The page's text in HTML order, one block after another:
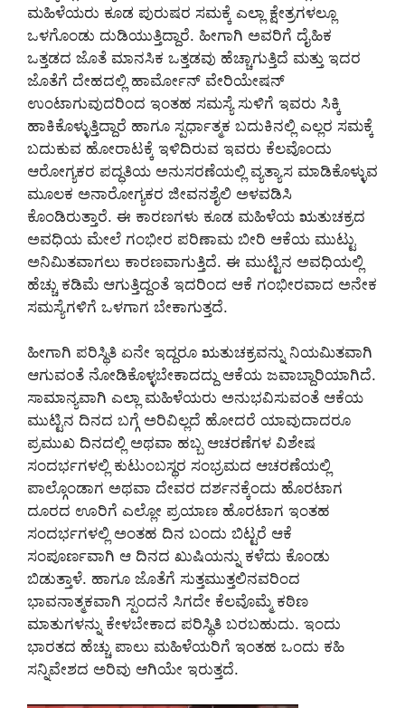
ಮಹಿಳೆಯರು ಕೂಡ ಪುರುಷರ ಸಮಕ್ಕೆ ಎಲ್ಲಾ ಕ್ಷೇತ್ರಗಳಲ್ಲೂ
ಒಳಗೊಂಡು ದುಡಿಯುತ್ತಿದ್ದಾರೆ. ಹೀಗಾಗಿ ಅವರಿಗೆ ದೈಹಿಕ
ಒತ್ತಡದ ಜೊತೆ ಮಾನಸಿಕ ಒತ್ತಡವು ಹೆಚ್ಚಾಗುತ್ತಿದೆ ಮತ್ತು ಇದರ
ಜೊತೆಗೆ ದೇಹದಲ್ಲಿ ಹಾರ್ಮೋನ್ ವೇರಿಯೇಷನ್
ಉಂಟಾಗುವುದರಿಂದ ಇಂತಹ ಸಮಸ್ಯೆ ಸುಳಿಗೆ ಇವರು ಸಿಕ್ಕಿ
ಹಾಕಿಕೊಳ್ಳುತ್ತಿದ್ದಾರೆ ಹಾಗೂ ಸ್ಪರ್ಧಾತ್ಮಕ ಬದುಕಿನಲ್ಲಿ ಎಲ್ಲರ ಸಮಕ್ಕೆ
ಬದುಕುವ ಹೋರಾಟಕ್ಕೆ ಇಳಿದಿರುವ ಇವರು ಕೆಲವೊಂದು
ಆರೋಗ್ಯಕರ ಪದ್ಧತಿಯ ಅನುಸರಣೆಯಲ್ಲಿ ವ್ಯತ್ಯಾಸ ಮಾಡಿಕೊಳ್ಳುವ
ಮೂಲಕ ಅನಾರೋಗ್ಯಕರ ಜೀವನಶೈಲಿ ಅಳವಡಿಸಿ
ಕೊಂಡಿರುತ್ತಾರೆ. ಈ ಕಾರಣಗಳು ಕೂಡ ಮಹಿಳೆಯ ಋತುಚಕ್ರದ
ಅವಧಿಯ ಮೇಲೆ ಗಂಭೀರ ಪರಿಣಾಮ ಬೀರಿ ಆಕೆಯ ಮುಟ್ಟು
ಅನಿಮಿತವಾಗಲು ಕಾರಣವಾಗುತ್ತಿದೆ. ಈ ಮುಟ್ಟಿನ ಅವಧಿಯಲ್ಲಿ
ಹೆಚ್ಚು ಕಡಿಮೆ ಆಗುತ್ತಿದ್ದಂತೆ ಇದರಿಂದ ಆಕೆ ಗಂಭೀರವಾದ ಅನೇಕ
ಸಮಸ್ಯೆಗಳಿಗೆ ಒಳಗಾಗ ಬೇಕಾಗುತ್ತದೆ.
ಹೀಗಾಗಿ ಪರಿಸ್ಥಿತಿ ಏನೇ ಇದ್ದರೂ ಋತುಚಕ್ರವನ್ನು ನಿಯಮಿತವಾಗಿ
ಆಗುವಂತೆ ನೋಡಿಕೊಳ್ಳಬೇಕಾದದ್ದು ಆಕೆಯ ಜವಾಬ್ದಾರಿಯಾಗಿದೆ.
ಸಾಮಾನ್ಯವಾಗಿ ಎಲ್ಲಾ ಮಹಿಳೆಯರು ಅನುಭವಿಸುವಂತೆ ಆಕೆಯ
ಮುಟ್ಟಿನ ದಿನದ ಬಗ್ಗೆ ಅರಿವಿಲ್ಲದೆ ಹೋದರೆ ಯಾವುದಾದರೂ
ಪ್ರಮುಖ ದಿನದಲ್ಲಿ ಅಥವಾ ಹಬ್ಬ ಆಚರಣೆಗಳ ವಿಶೇಷ
ಸಂದರ್ಭಗಳಲ್ಲಿ ಕುಟುಂಬಸ್ಥರ ಸಂಭ್ರಮದ ಆಚರಣೆಯಲ್ಲಿ
ಪಾಲ್ಗೊಂಡಾಗ ಅಥವಾ ದೇವರ ದರ್ಶನಕ್ಕೆಂದು ಹೊರಟಾಗ
ದೂರದ ಊರಿಗೆ ಎಲ್ಲೋ ಪ್ರಯಾಣ ಹೊರಟಾಗ ಇಂತಹ
ಸಂದರ್ಭಗಳಲ್ಲಿ ಅಂತಹ ದಿನ ಬಂದು ಬಿಟ್ಟರೆ ಆಕೆ
ಸಂಪೂರ್ಣವಾಗಿ ಆ ದಿನದ ಖುಷಿಯನ್ನು ಕಳೆದು ಕೊಂಡು
ಬಿಡುತ್ತಾಳೆ. ಹಾಗೂ ಜೊತೆಗೆ ಸುತ್ತಮುತ್ತಲಿನವರಿಂದ
ಭಾವನಾತ್ಮಕವಾಗಿ ಸ್ಪಂದನೆ ಸಿಗದೇ ಕೆಲವೊಮ್ಮೆ ಕಠಿಣ
ಮಾತುಗಳನ್ನು ಕೇಳಬೇಕಾದ ಪರಿಸ್ಥಿತಿ ಬರಬಹುದು. ಇಂದು
ಭಾರತದ ಹೆಚ್ಚು ಪಾಲು ಮಹಿಳೆಯರಿಗೆ ಇಂತಹ ಒಂದು ಕಹಿ
ಸನ್ನಿವೇಶದ ಅರಿವು ಆಗಿಯೇ ಇರುತ್ತದೆ.